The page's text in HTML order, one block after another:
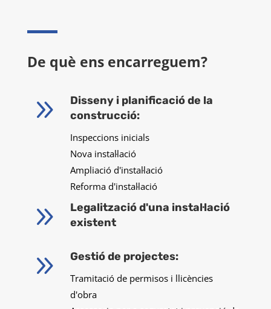
De què ens encarreguem?
9
Disseny i planificació de la
construcció:
Inspeccions inicials
Nova instal·lació
Ampliació d'instal·lació
Reforma d'instal·lació
9
Legalització d'una instal·lació
existent
9 Gestió de projectes:
Tramitació de permisos i llicències
d'obra